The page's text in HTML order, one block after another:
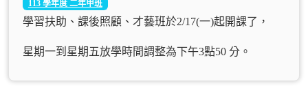
113 學年度 二年甲班
學習扶助、課後照顧、才藝班於2/17(一)起開課了，
星期一到星期五放學時間調整為下午3點50 分。